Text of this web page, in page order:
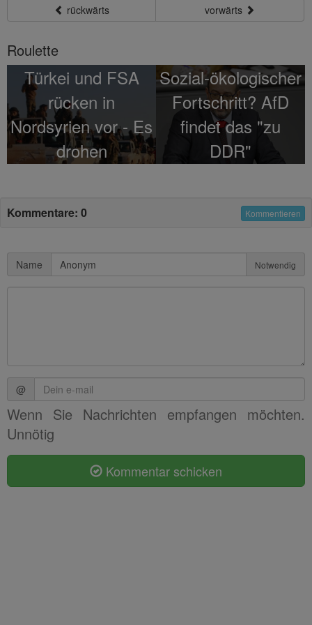
rückwärts vorwärts
Roulette
Türkei und FSA
rücken in
Nordsyrien vor - Es
drohen
unterstützten
Milizen
Sozial-ökologischer
Fortschritt? AfD
findet das "zu
DDR"
Kommentare: 0 Kommentieren
Name Notwendig
@
Wenn Sie Nachrichten empfangen möchten.
Unnötig
Kommentar schicken